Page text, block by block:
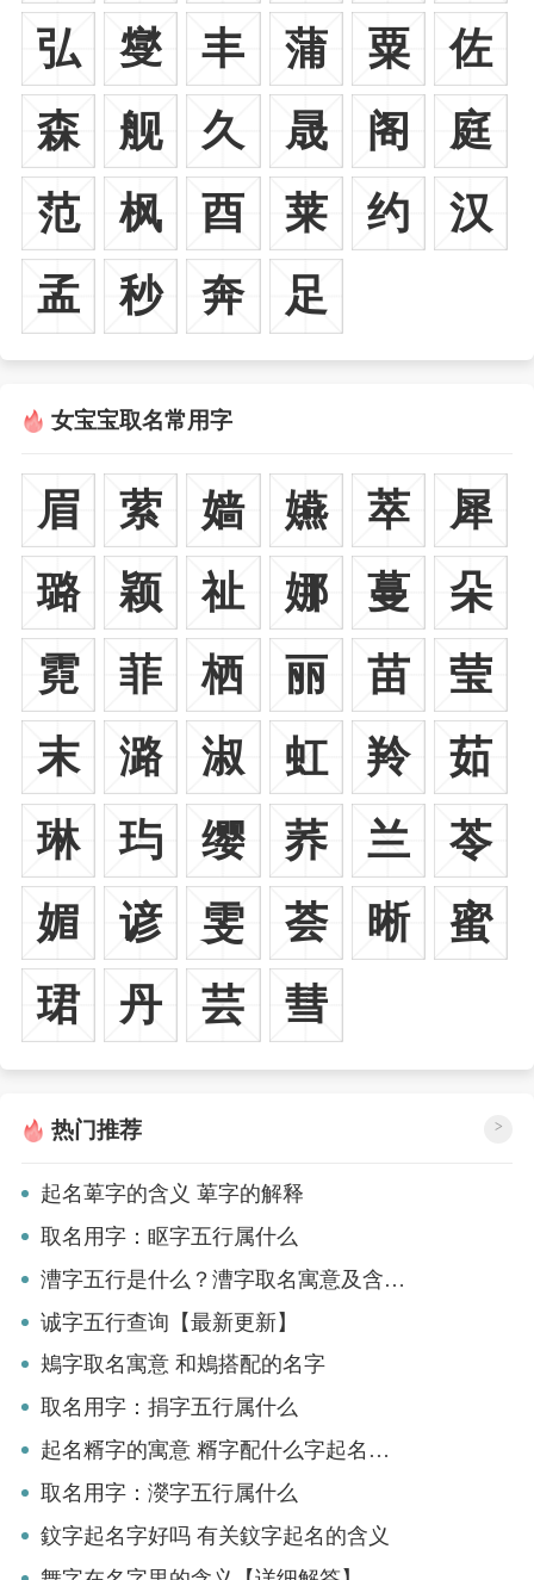
弘
燮 丰 蒲 粟
佐
森
舰 久 晟 阁
庭
范
枫 酉 莱 约
汉
孟
秒 奔 足
女宝宝取名常用字
眉 萦 嫱 嬿 萃
犀
璐
颖 祉 娜 蔓
朵
霓
菲 栖 丽 苗
莹
末
潞 淑 虹 羚
茹
琳
玙 缨 荞 兰
苓
媚
谚 雯 荟 晰
蜜
珺
丹 芸 彗
热门推荐 >
起名萆字的含义 萆字的解释
取名用字：眍字五行属什么
漕字五行是什么？漕字取名寓意及含义是什么
诚字五行查询【最新更新】
鴂字取名寓意 和鴂搭配的名字
取名用字：捐字五行属什么
起名糈字的寓意 糈字配什么字起名好听
取名用字：濙字五行属什么
鈫字起名字好吗 有关鈫字起名的含义